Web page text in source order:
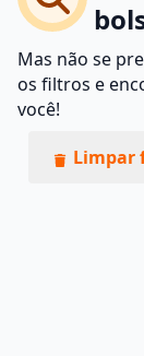
Mas não se
os filtros e
você!
Limpar